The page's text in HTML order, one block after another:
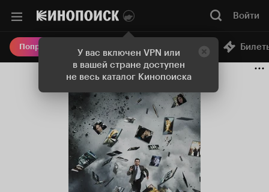
У вас включен VPN или
в вашей стране доступен
не весь каталог Кинопоиска
Войти
Попробовать Плюс Онлайн-кинотеатр